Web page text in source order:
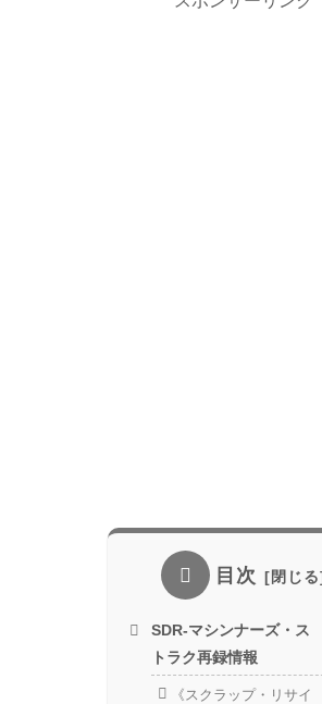
目次
SDR-マシンナーズ・ス
トラク再録情報
《スクラップ・リサイ